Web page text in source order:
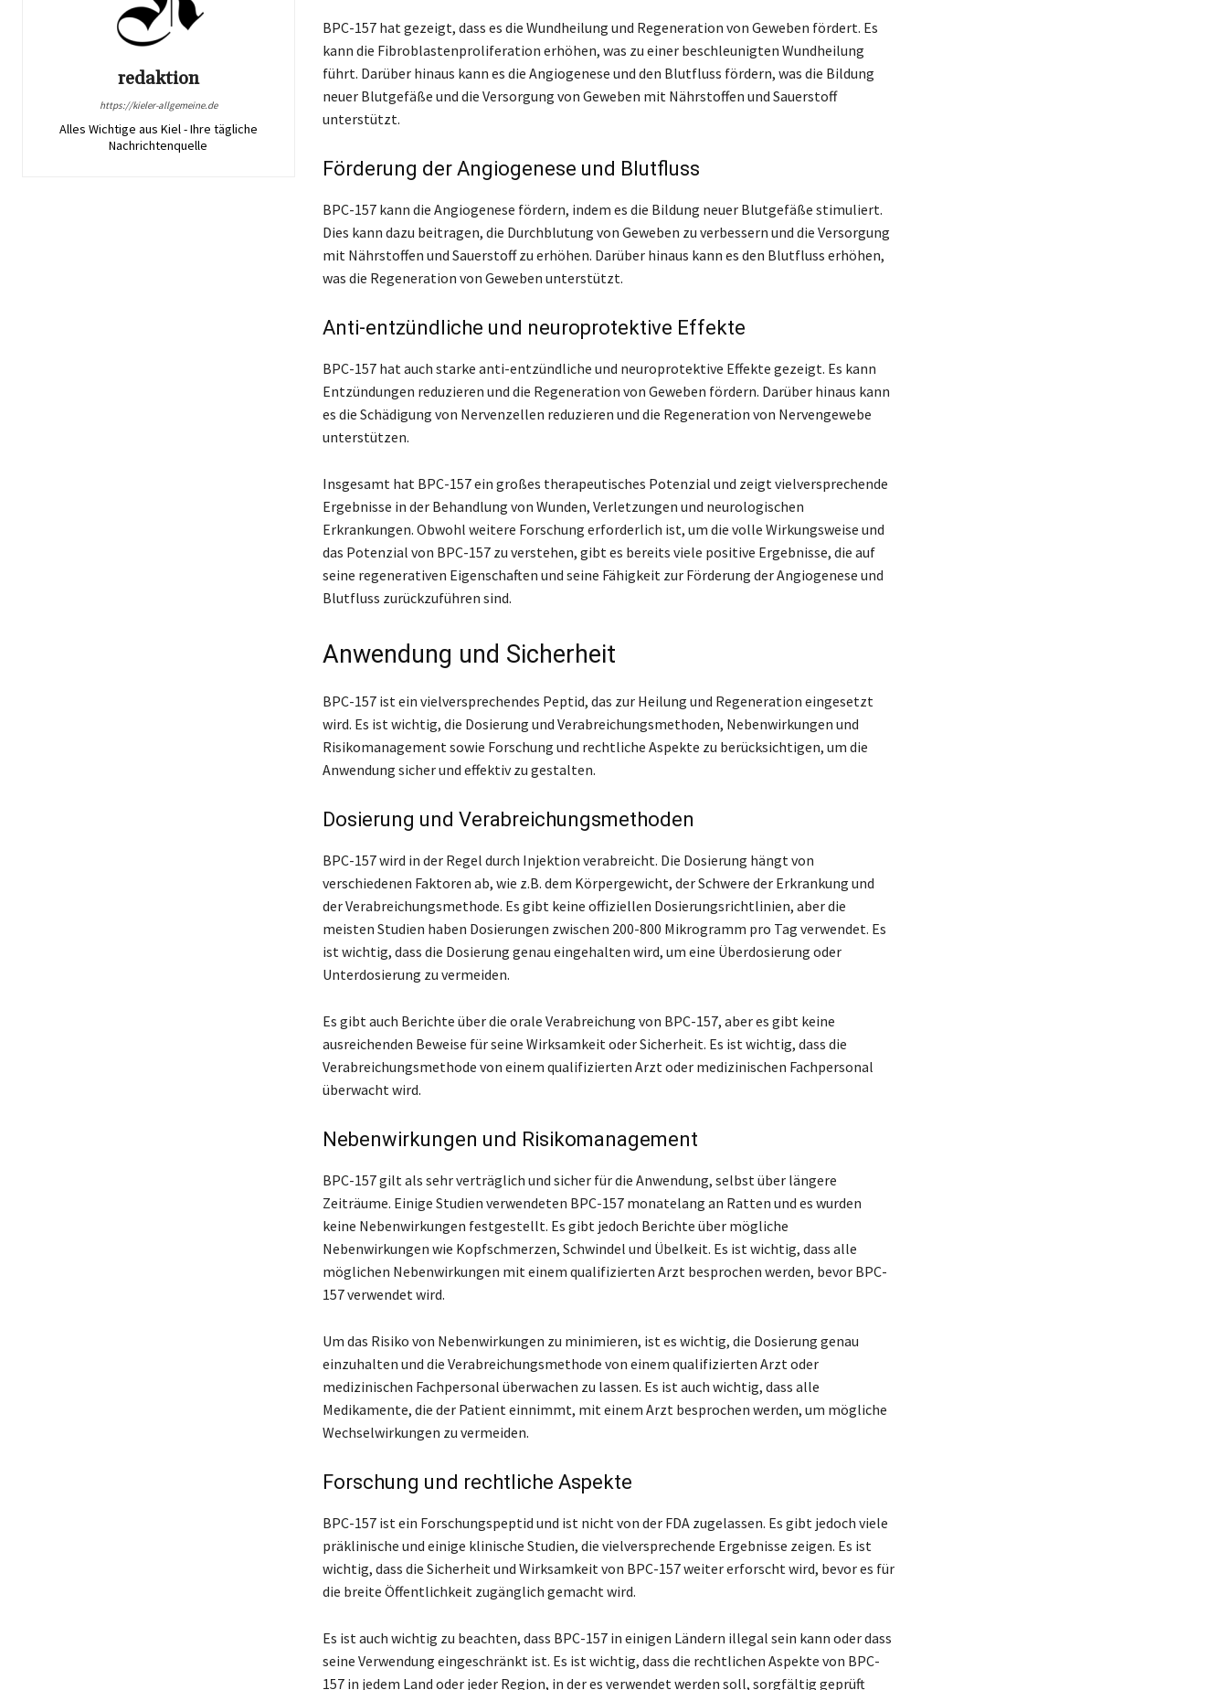
redaktion
https://kieler-allgemeine.de
Alles Wichtige aus Kiel - Ihre tägliche
Nachrichtenquelle
BPC-157 hat gezeigt, dass es die Wundheilung und Regeneration von Geweben fördert. Es
kann die Fibroblastenproliferation erhöhen, was zu einer beschleunigten Wundheilung
führt. Darüber hinaus kann es die Angiogenese und den Blutfluss fördern, was die Bildung
neuer Blutgefäße und die Versorgung von Geweben mit Nährstoffen und Sauerstoff
unterstützt.
Förderung der Angiogenese und Blutfluss
BPC-157 kann die Angiogenese fördern, indem es die Bildung neuer Blutgefäße stimuliert.
Dies kann dazu beitragen, die Durchblutung von Geweben zu verbessern und die Versorgung
mit Nährstoffen und Sauerstoff zu erhöhen. Darüber hinaus kann es den Blutfluss erhöhen,
was die Regeneration von Geweben unterstützt.
Anti-entzündliche und neuroprotektive Effekte
BPC-157 hat auch starke anti-entzündliche und neuroprotektive Effekte gezeigt. Es kann
Entzündungen reduzieren und die Regeneration von Geweben fördern. Darüber hinaus kann
es die Schädigung von Nervenzellen reduzieren und die Regeneration von Nervengewebe
unterstützen.
Insgesamt hat BPC-157 ein großes therapeutisches Potenzial und zeigt vielversprechende
Ergebnisse in der Behandlung von Wunden, Verletzungen und neurologischen
Erkrankungen. Obwohl weitere Forschung erforderlich ist, um die volle Wirkungsweise und
das Potenzial von BPC-157 zu verstehen, gibt es bereits viele positive Ergebnisse, die auf
seine regenerativen Eigenschaften und seine Fähigkeit zur Förderung der Angiogenese und
Blutfluss zurückzuführen sind.
Anwendung und Sicherheit
BPC-157 ist ein vielversprechendes Peptid, das zur Heilung und Regeneration eingesetzt
wird. Es ist wichtig, die Dosierung und Verabreichungsmethoden, Nebenwirkungen und
Risikomanagement sowie Forschung und rechtliche Aspekte zu berücksichtigen, um die
Anwendung sicher und effektiv zu gestalten.
Dosierung und Verabreichungsmethoden
BPC-157 wird in der Regel durch Injektion verabreicht. Die Dosierung hängt von
verschiedenen Faktoren ab, wie z.B. dem Körpergewicht, der Schwere der Erkrankung und
der Verabreichungsmethode. Es gibt keine offiziellen Dosierungsrichtlinien, aber die
meisten Studien haben Dosierungen zwischen 200-800 Mikrogramm pro Tag verwendet. Es
ist wichtig, dass die Dosierung genau eingehalten wird, um eine Überdosierung oder
Unterdosierung zu vermeiden.
Es gibt auch Berichte über die orale Verabreichung von BPC-157, aber es gibt keine
ausreichenden Beweise für seine Wirksamkeit oder Sicherheit. Es ist wichtig, dass die
Verabreichungsmethode von einem qualifizierten Arzt oder medizinischen Fachpersonal
überwacht wird.
Nebenwirkungen und Risikomanagement
BPC-157 gilt als sehr verträglich und sicher für die Anwendung, selbst über längere
Zeiträume. Einige Studien verwendeten BPC-157 monatelang an Ratten und es wurden
keine Nebenwirkungen festgestellt. Es gibt jedoch Berichte über mögliche
Nebenwirkungen wie Kopfschmerzen, Schwindel und Übelkeit. Es ist wichtig, dass alle
möglichen Nebenwirkungen mit einem qualifizierten Arzt besprochen werden, bevor BPC-
157 verwendet wird.
Um das Risiko von Nebenwirkungen zu minimieren, ist es wichtig, die Dosierung genau
einzuhalten und die Verabreichungsmethode von einem qualifizierten Arzt oder
medizinischen Fachpersonal überwachen zu lassen. Es ist auch wichtig, dass alle
Medikamente, die der Patient einnimmt, mit einem Arzt besprochen werden, um mögliche
Wechselwirkungen zu vermeiden.
Forschung und rechtliche Aspekte
BPC-157 ist ein Forschungspeptid und ist nicht von der FDA zugelassen. Es gibt jedoch viele
präklinische und einige klinische Studien, die vielversprechende Ergebnisse zeigen. Es ist
wichtig, dass die Sicherheit und Wirksamkeit von BPC-157 weiter erforscht wird, bevor es für
die breite Öffentlichkeit zugänglich gemacht wird.
Es ist auch wichtig zu beachten, dass BPC-157 in einigen Ländern illegal sein kann oder dass
seine Verwendung eingeschränkt ist. Es ist wichtig, dass die rechtlichen Aspekte von BPC-
157 in jedem Land oder jeder Region, in der es verwendet werden soll, sorgfältig geprüft